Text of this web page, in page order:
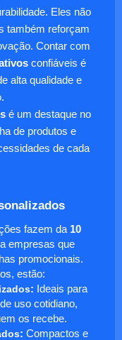
Eles não
também reforçam
Contar com
confiáveis é
alta qualidade e
é um destaque no
de produtos e
de cada
fazem da 10
empresas que
promocionais.
estão:
: Ideais para
uso cotidiano,
os recebe.
: Compactos e